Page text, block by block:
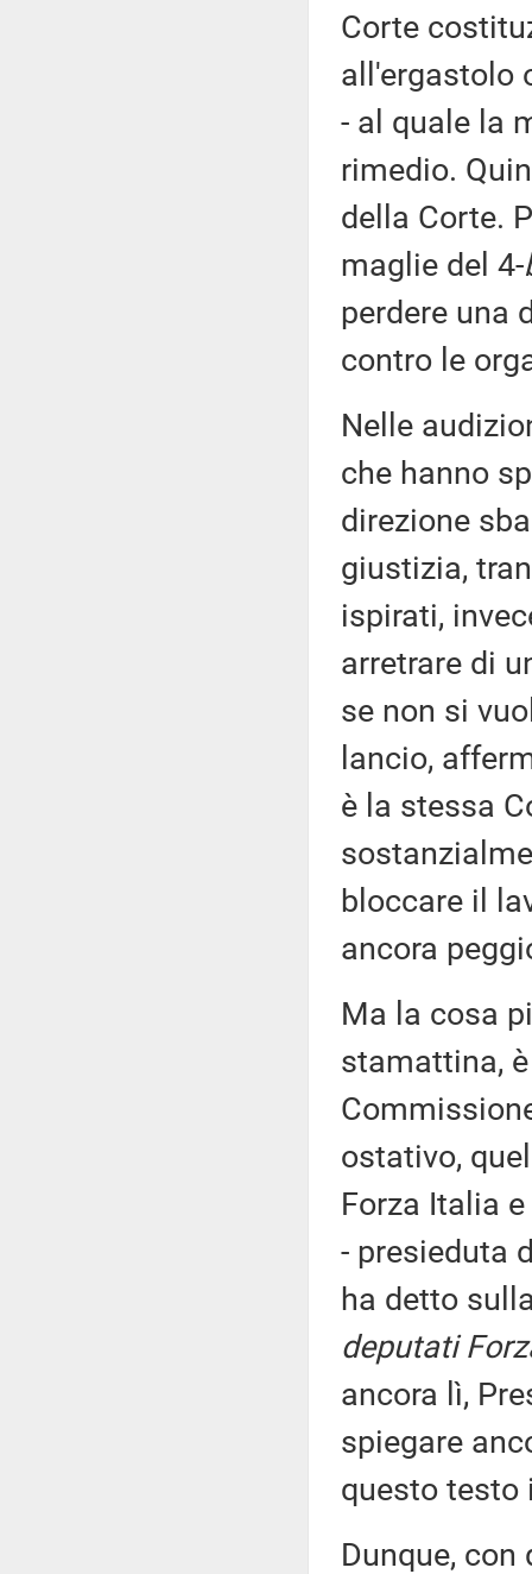
Corte
all'ergastolo
- al quale la
rimedio.
della Corte.
maglie del 4-
perdere una
contro le
Nelle
che hanno
direzione
giustizia,
ispirati,
arretrare di
se non si
lancio,
è la stessa
bloccare il
ancora
Ma la cosa
stamattina,
ostativo,
Forza Italia
- presieduta
ha detto
deputati
ancora lì,
spiegare
questo testo
Dunque,